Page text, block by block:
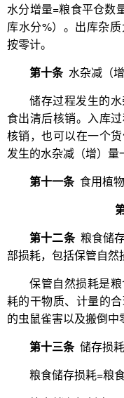
水分增量=粮食平仓数
库水分%）。出库杂
按零计。
第十条水杂减（增
储存过程发生的
食出清后核销。入库
核销，也可以在一个
发生的水杂减（增）量
第十一条食用植物
第十二条粮食储
部损耗，包括保管自然
保管自然损耗是
耗的干物质、计量的
的虫鼠雀害以及搬倒中
第十三条储存损耗
粮食储存损耗=粮